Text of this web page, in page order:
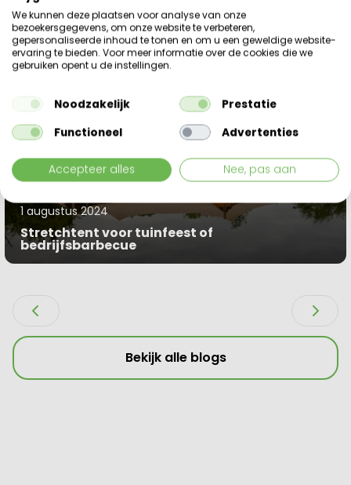
1 augustus 2024
Stretchtent voor tuinfeest of
bedrijfsbarbecue
Bekijk alle blogs
We kunnen deze plaatsen voor analyse van onze
bezoekersgegevens, om onze website te verbeteren,
gepersonaliseerde inhoud te tonen en om u een geweldige website-
ervaring te bieden. Voor meer informatie over de cookies die we
gebruiken opent u de instellingen.
Noodzakelijk
Prestatie
Functioneel
Advertenties
Accepteer alles Nee, pas aan